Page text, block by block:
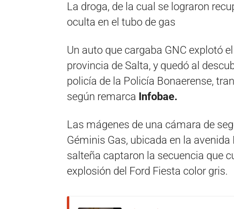
La droga, de la cual se lograron
oculta en el tubo de gas
Un auto que cargaba GNC explotó
provincia de Salta, y quedó al
policía de la Policía Bonaerense,
según remarca Infobae.
Las mágenes de una cámara de
Géminis Gas, ubicada en la
salteña captaron la secuencia que
explosión del Ford Fiesta color gris.